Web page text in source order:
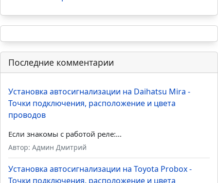
Последние комментарии
Установка автосигнализации на Daihatsu Mira -
Точки подключения, расположение и цвета
проводов
Если знакомы с работой реле:...
Автор: Админ Дмитрий
Установка автосигнализации на Toyota Probox -
Точки подключения, расположение и цвета